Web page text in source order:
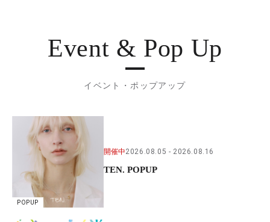
Event & Pop Up
イベント・ポップアップ
POPUP
開催中2026.08.05 2026.08.16
TEN. POPUP